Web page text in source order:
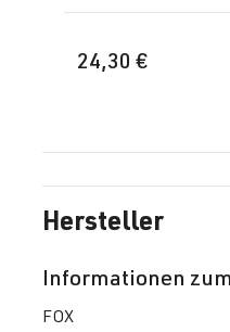
24,30 €
Hersteller
Informationen
FOX